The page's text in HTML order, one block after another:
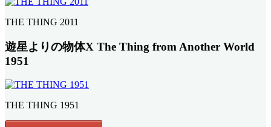
THE THING 2011
遊星よりの物体X The Thing from Another World
1951
THE THING 1951